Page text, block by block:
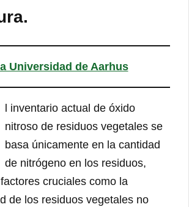
la Universidad de Aarhus
l inventario actual de óxido
nitroso de residuos vegetales se
basa únicamente en la cantidad
de nitrógeno en los residuos,
cruciales como la
de los residuos vegetales no